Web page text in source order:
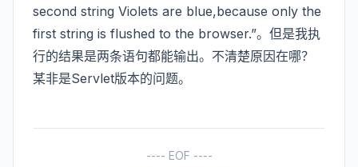
second string Violets are blue,because only the
first string is flushed to the browser.”。但是我执
行的结果是两条语句都能输出。不清楚原因在哪？
某非是Servlet版本的问题。
---- EOF ----